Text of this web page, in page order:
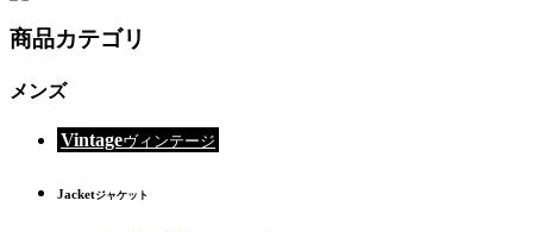
商品カテゴリ
メンズ
Vintageヴィンテージ
Jacketジャケット